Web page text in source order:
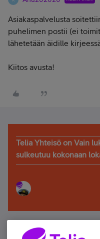
Asiakaspalvelusta
puhelimen postii (ei
lähetetään äidille
Kiitos avusta!
Telia Yhteisö on Vain
sulkeutuu kokonaan